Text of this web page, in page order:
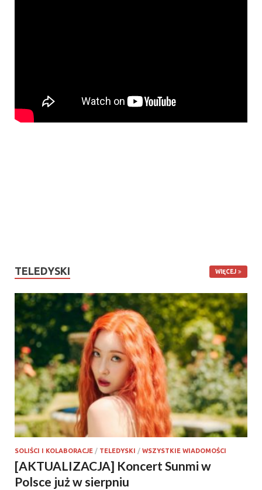
TELEDYSKI WIĘCEJ
SOLIŚCI I KOLABORACJE / TELEDYSKI / WSZYSTKIE WIADOMOŚCI
[AKTUALIZACJA] Koncert Sunmi w
Polsce już w sierpniu